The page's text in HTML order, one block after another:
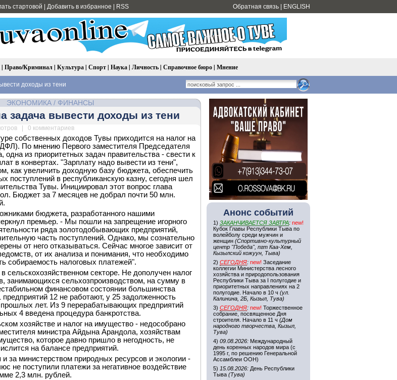
стартовой Добавить в избранное RSS Обратная связь ENGLISH
| Право/Криминал| Культура| Спорт| Наука| Личность| Справочное бюро| Мнение
доходы из тени
ЭКОНОМИКА/ ФИНАНСЫ
задача вывести доходы из тени
| 0 комментариев
собственных доходов Тувы приходится на налог на
По мнению Первого заместителя Председателя
одна из приоритетных задач правительства - свести к
в конвертах. "Зарплату надо вывести из тени",
как увеличить доходную базу бюджета, обеспечить
поступлений в республиканскую казну, сегодня шел
Тувы. Инициировал этот вопрос глава
Бюджет за 7 месяцев не добрал почти 50 млн.
бюджета, разработанного нашими
премьер. - Мы пошли на запрещение игорного
ряда золотодобывающих предприятий,
часть поступлений. Однако, мы сознательно
от него отказываться. Сейчас многое зависит от
от их анализа и понимания, что необходимо
собираемость налоговых платежей".
сельскохозяйственном секторе. Не дополучен налог
сельхозпроизводством, на сумму в
финансовом состоянии большинства
предприятий 12 не работают, у 25 задолженность
лет. Из 9 перерабатывающих предприятий
4 введена процедура банкротства.
хозяйстве и налог на имущество - недособрано
министра Айдына Арандола, хозяйствам
которое давно пришло в негодность, не
на балансе предприятий.
и за министерством природных ресурсов и экологии -
не поступили платежи за негативное воздействие
2,3 млн. рублей.
Анонс событий
1) ЗАКАНЧИВАЕТСЯ ЗАВТРА: new!
Кубок Главы Республики Тыва по
волейболу среди мужчин и
женщин (Спортивно-культурный
центр "Победа", пгт Каа-Хем,
Кызылский кожуун, Тыва)
2) СЕГОДНЯ: new! Заседание
коллегии Министерства лесного
хозяйства и природопользования
Республики Тыва за I полугодие и
приоритетных направлениях на 2
полугодие. Начало в 10 ч (ул.
Калинина, 2Б, Кызыл, Тува)
3) СЕГОДНЯ: new! Торжественное
собрание, посвященное Дня
строителя. Начало в 11 ч (Дом
народного творчества, Кызыл,
Тува)
4) 09.08.2026: Международный
день коренных народов мира (с
1995 г, по решению Генеральной
Ассамблеи ООН)
5) 15.08.2026: День Республики
Тыва (Тува)